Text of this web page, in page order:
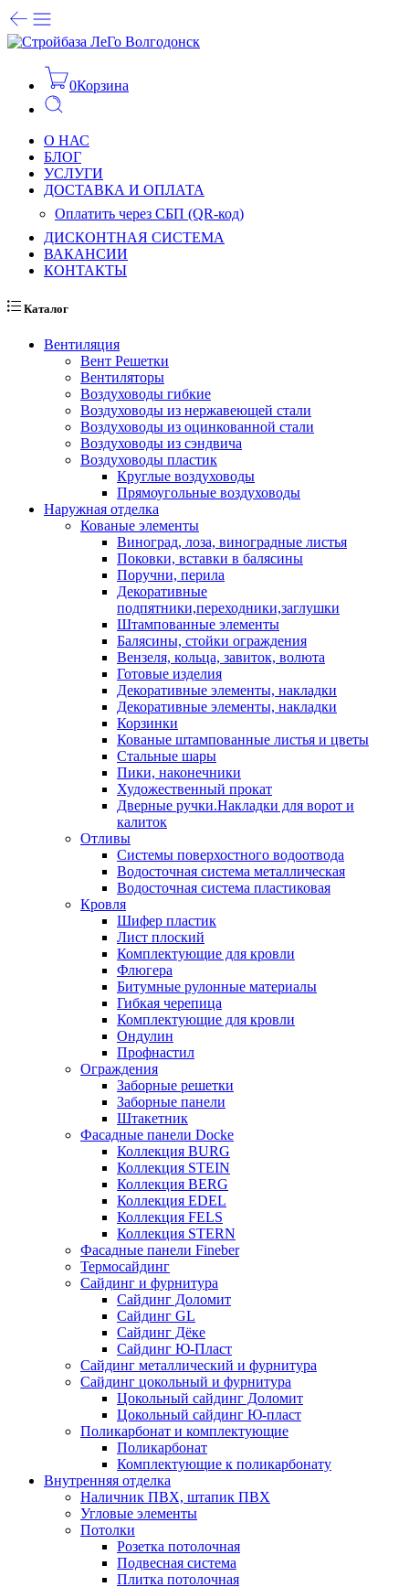
0Корзина
О НАС
БЛОГ
УСЛУГИ
ДОСТАВКА И ОПЛАТА
Оплатить через СБП (QR-код)
ДИСКОНТНАЯ СИСТЕМА
ВАКАНСИИ
КОНТАКТЫ
Каталог
Вентиляция
Вент Решетки
Вентиляторы
Воздуховоды гибкие
Воздуховоды из нержавеющей стали
Воздуховоды из оцинкованной стали
Воздуховоды из сэндвича
Воздуховоды пластик
Круглые воздуховоды
Прямоугольные воздуховоды
Наружная отделка
Кованые элементы
Виноград, лоза, виноградные листья
Поковки, вставки в балясины
Поручни, перила
Декоративные
подпятники,переходники,заглушки
Штампованные элементы
Балясины, стойки ограждения
Вензеля, кольца, завиток, волюта
Готовые изделия
Декоративные элементы, накладки
Декоративные элементы, накладки
Корзинки
Кованые штампованные листья и цветы
Стальные шары
Пики, наконечники
Художественный прокат
Дверные ручки.Накладки для ворот и
калиток
Отливы
Системы поверхостного водоотвода
Водосточная система металлическая
Водосточная система пластиковая
Кровля
Шифер пластик
Лист плоский
Комплектующие для кровли
Флюгера
Битумные рулонные материалы
Гибкая черепица
Комплектующие для кровли
Ондулин
Профнастил
Ограждения
Заборные решетки
Заборные панели
Штакетник
Фасадные панели Docke
Коллекция BURG
Коллекция STEIN
Коллекция BERG
Коллекция EDEL
Коллекция FELS
Коллекция STERN
Фасадные панели Fineber
Термосайдинг
Сайдинг и фурнитура
Сайдинг Доломит
Сайдинг GL
Сайдинг Дёке
Сайдинг Ю-Пласт
Сайдинг металлический и фурнитура
Сайдинг цокольный и фурнитура
Цокольный сайдинг Доломит
Цокольный сайдинг Ю-пласт
Поликарбонат и комплектующие
Поликарбонат
Комплектующие к поликарбонату
Внутренняя отделка
Наличник ПВХ, штапик ПВХ
Угловые элементы
Потолки
Розетка потолочная
Подвесная система
Плитка потолочная